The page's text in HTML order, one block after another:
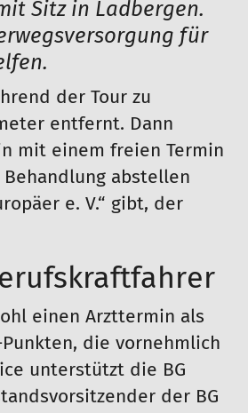
Sitz in Ladbergen.
für
der Tour zu
entfernt. Dann
mit einem freien Termin
abstellen
e. V.“ gibt, der
einen Arzttermin als
die vornehmlich
unterstützt die BG
der BG